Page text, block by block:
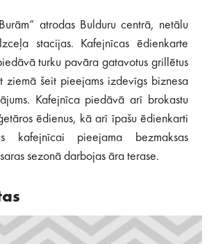
atrodas Bulduru centrā, netālu
stacijas. Kafejnīcas ēdienkarte
turku pavāra gatavotus grillētus
ziemā šeit pieejams izdevīgs biznesa
Kafejnīca piedāvā arī brokastu
ēdienus, kā arī īpašu ēdienkarti
kafejnīcai pieejama bezmaksas
sezonā darbojas āra terase.